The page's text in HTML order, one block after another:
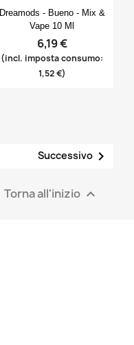
Anteprima
Dreamods - Bueno - Mix &
Vape 10 Ml
6,19 €
(incl. imposta consumo:
1,52 €)
Successivo 
Torna all'inizio 